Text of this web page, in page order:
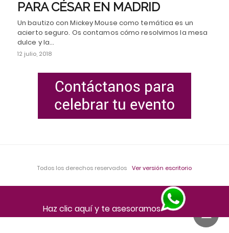
PARA CÉSAR EN MADRID
Un bautizo con Mickey Mouse como temática es un
acierto seguro. Os contamos cómo resolvimos la mesa
dulce y la…
12 julio, 2018
Todos los derechos reservados Ver versión escritorio
Haz clic aquí y te asesoramos